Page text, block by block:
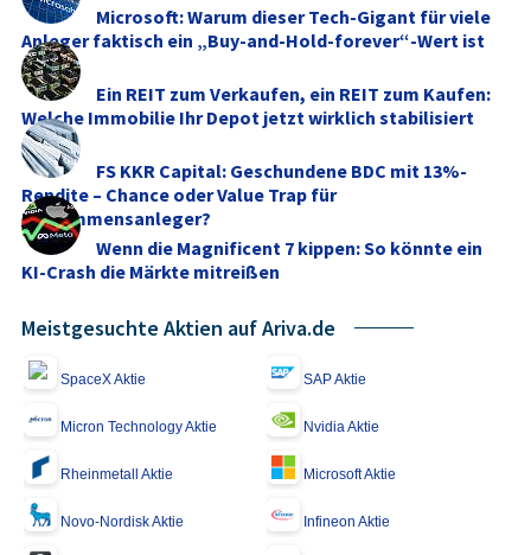
Microsoft: Warum dieser Tech-Gigant für viele
Anleger faktisch ein „Buy-and-Hold-forever“-Wert ist
Ein REIT zum Verkaufen, ein REIT zum Kaufen:
Welche Immobilie Ihr Depot jetzt wirklich stabilisiert
FS KKR Capital: Geschundene BDC mit 13%-
Rendite – Chance oder Value Trap für
Einkommensanleger?
Wenn die Magnificent 7 kippen: So könnte ein
KI-Crash die Märkte mitreißen
Meistgesuchte Aktien auf Ariva.de
SpaceX Aktie SAP Aktie
Micron Technology Aktie Nvidia Aktie
Rheinmetall Aktie Microsoft Aktie
Novo-Nordisk Aktie Infineon Aktie